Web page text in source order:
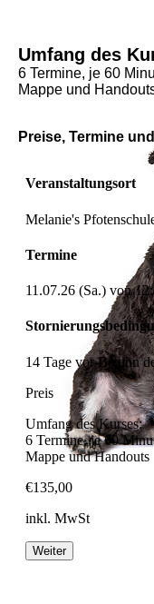
Umfang des
6 Termine, je 60
Mappe und
Preise, Termine